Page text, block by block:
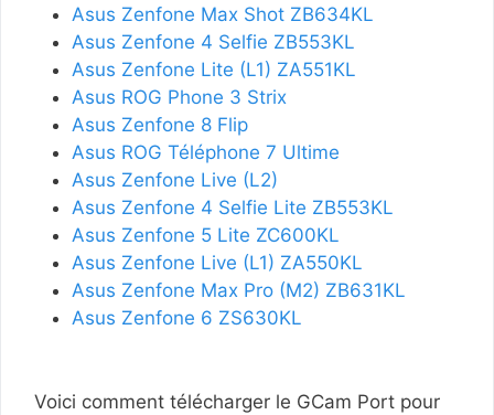
Asus Zenfone Max Shot ZB634KL
Asus Zenfone 4 Selfie ZB553KL
Asus Zenfone Lite (L1) ZA551KL
Asus ROG Phone 3 Strix
Asus Zenfone 8 Flip
Asus ROG Téléphone 7 Ultime
Asus Zenfone Live (L2)
Asus Zenfone 4 Selfie Lite ZB553KL
Asus Zenfone 5 Lite ZC600KL
Asus Zenfone Live (L1) ZA550KL
Asus Zenfone Max Pro (M2) ZB631KL
Asus Zenfone 6 ZS630KL
Voici comment télécharger le GCam Port pour